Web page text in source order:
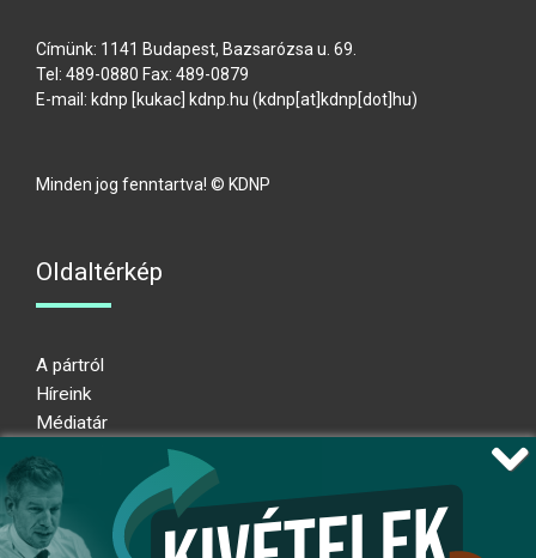
Címünk: 1141 Budapest, Bazsarózsa u. 69.
Tel: 489-0880 Fax: 489-0879
E-mail: kdnp [kukac] kdnp.hu (kdnp[at]kdnp[dot]hu)
Minden jog fenntartva! © KDNP
Oldaltérkép
A pártról
Híreink
Médiatár
Adatkezelési nyilatkozat
Átláthatósági nyilatkozat
Ugrás az oldal tetejére